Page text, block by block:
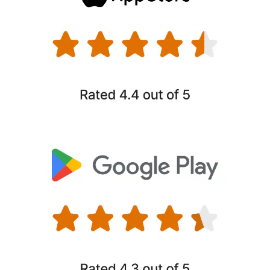
saludables: configura límites para el tiempo que pasan
delante de la pantalla y bloquea sitios web inadecuados.